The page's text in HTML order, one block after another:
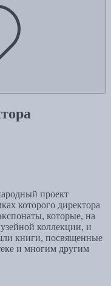
проект
которого директора
которые, на
коллекции, и
книги, посвященные
и многим другим